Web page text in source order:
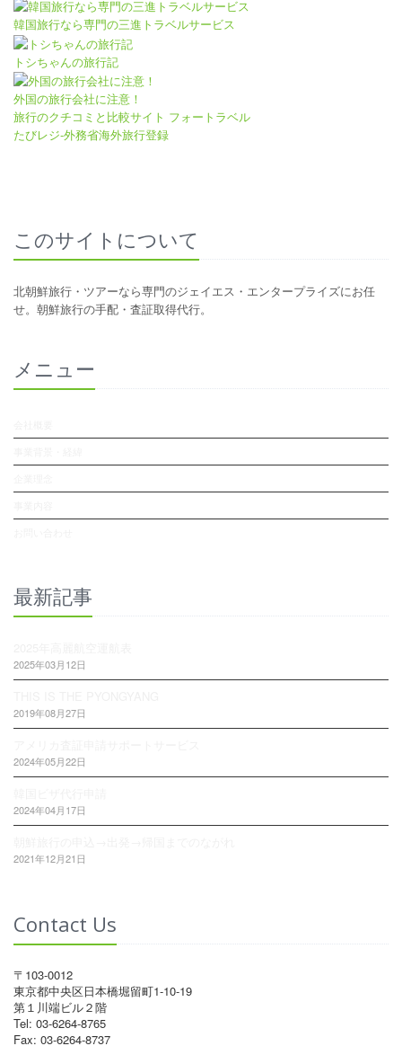
韓国旅行なら専門の三進トラベルサービス
トシちゃんの旅行記
外国の旅行会社に注意！
旅行のクチコミと比較サイト フォートラベル
たびレジ-外務省海外旅行登録
このサイトについて
北朝鮮旅行・ツアーなら専門のジェイエス・エンタープライズにお任
せ。朝鮮旅行の手配・査証取得代行。
メニュー
最新記事
2025年03月12日
2019年08月27日
2024年05月22日
2024年04月17日
2021年12月21日
Contact Us
〒103-0012
東京都中央区日本橋堀留町1-10-19
第１川端ビル２階
Tel: 03-6264-8765
Fax: 03-6264-8737